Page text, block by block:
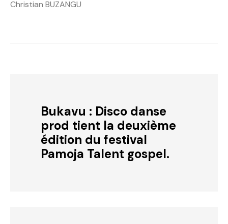
Christian BUZANGU
Bukavu : Disco danse
prod tient la deuxième
édition du festival
Pamoja Talent gospel.